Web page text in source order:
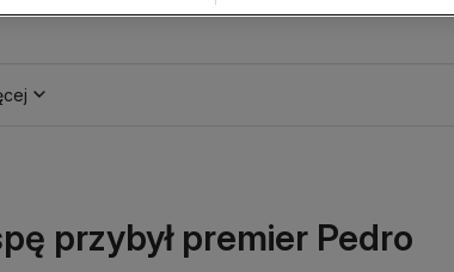
przybył premier Pedro